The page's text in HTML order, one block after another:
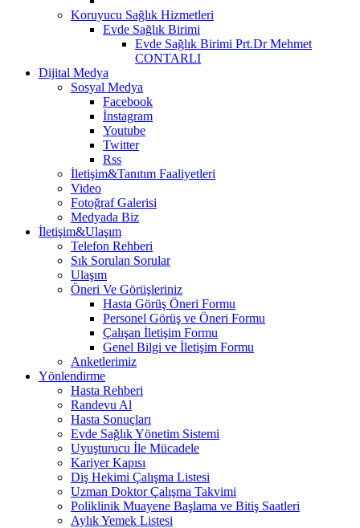
Koruyucu Sağlık Hizmetleri
Evde Sağlık Birimi
Evde Sağlık Birimi Prt.Dr Mehmet
CONTARLI
Dijital Medya
Sosyal Medya
Facebook
İnstagram
Youtube
Twitter
Rss
İletişim&Tanıtım Faaliyetleri
Video
Fotoğraf Galerisi
Medyada Biz
İletişim&Ulaşım
Telefon Rehberi
Sık Sorulan Sorular
Ulaşım
Öneri Ve Görüşleriniz
Hasta Görüş Öneri Formu
Personel Görüş ve Öneri Formu
Çalışan İletişim Formu
Genel Bilgi ve İletişim Formu
Anketlerimiz
Yönlendirme
Hasta Rehberi
Randevu Al
Hasta Sonuçları
Evde Sağlık Yönetim Sistemi
Uyuşturucu İle Mücadele
Kariyer Kapısı
Diş Hekimi Çalışma Listesi
Uzman Doktor Çalışma Takvimi
Poliklinik Muayene Başlama ve Bitiş Saatleri
Aylık Yemek Listesi